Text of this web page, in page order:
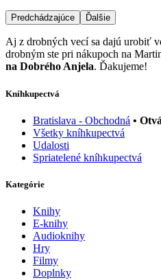
Predchádzajúce Ďalšie
Aj z drobných vecí sa dajú urobiť
drobným ste pri nákupoch na
na Dobrého Anjela. Ďakujeme!
Kníhkupectvá
Bratislava - Obchodná •
Všetky kníhkupectvá
Udalosti
Spriatelené kníhkupectvá
Kategórie
Knihy
E-knihy
Audioknihy
Hry
Filmy
Doplnky